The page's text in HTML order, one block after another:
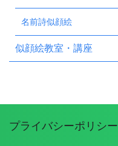
名前詩似顔絵
似顔絵教室・講座
プライバシーポリシー